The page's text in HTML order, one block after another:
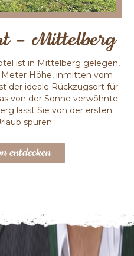
– Mittelberg
ist in Mittelberg gelegen,
Höhe, inmitten vom
der ideale Rückzugsort für
von der Sonne verwöhnte
lässt Sie von der ersten
spüren.
entdecken